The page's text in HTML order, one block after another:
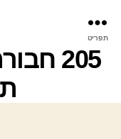
תפריט
205